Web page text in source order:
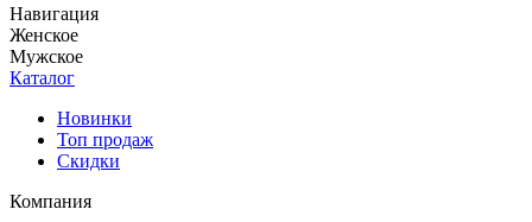
Навигация
Женское
Мужское
Каталог
Новинки
Топ продаж
Скидки
Компания